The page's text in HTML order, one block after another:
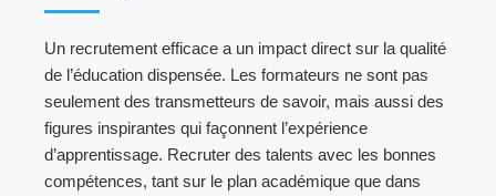
Un recrutement efficace a un impact direct sur la qualité
de l’éducation dispensée. Les formateurs ne sont pas
seulement des transmetteurs de savoir, mais aussi des
figures inspirantes qui façonnent l’expérience
d’apprentissage. Recruter des talents avec les bonnes
compétences, tant sur le plan académique que dans